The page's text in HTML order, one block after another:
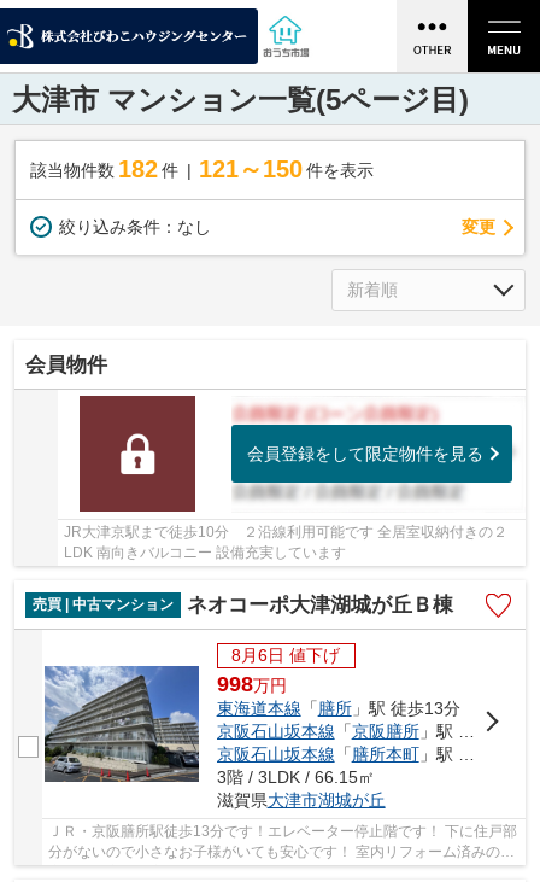
大津市 マンション一覧(5ページ目)
該当物件数 182件 121～150 件を表示
絞り込み条件： なし 変更
会員物件
会員登録をして限定物件を見る
JR大津京駅まで徒歩10分 ２沿線利用可能です 全居室収納付きの２
LDK 南向きバルコニー 設備充実しています
売買 | 中古マンション ネオコーポ大津湖城が丘Ｂ棟
8月6日 値下げ
998万円
東海道本線 「膳所」駅 徒歩13分
京阪石山坂本線 「京阪膳所」駅 徒歩13分
京阪石山坂本線 「膳所本町」駅 徒歩15分
3階 / 3LDK / 66.15㎡
滋賀県大津市湖城が丘
ＪＲ・京阪膳所駅徒歩13分です！エレベーター停止階です！ 下に住戸部
分がないので小さなお子様がいても安心です！ 室内リフォーム済みの空
家です！家具・家電付！ 2023年10月:電気温...